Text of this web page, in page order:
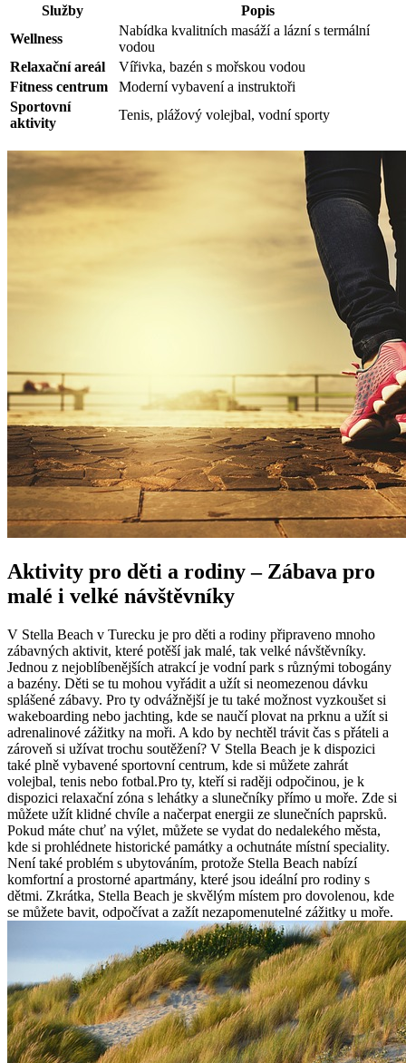
Služby
Popis
Wellness
Nabídka kvalitních masáží a lázní s termální
vodou
Relaxační areál
Vířivka, bazén s mořskou vodou
Fitness centrum
Moderní vybavení a instruktoři
Sportovní
aktivity
Tenis, plážový volejbal, vodní sporty
Aktivity pro děti a rodiny – Zábava pro
malé i velké návštěvníky
V Stella Beach v Turecku je pro děti a rodiny připraveno mnoho
zábavných aktivit, které potěší jak malé, tak velké návštěvníky.
Jednou z nejoblíbenějších atrakcí je vodní park s různými tobogány
a bazény. Děti se tu mohou vyřádit a užít si neomezenou dávku
splášené zábavy. Pro ty odvážnější je tu také možnost vyzkoušet si
wakeboarding nebo jachting, kde se naučí plovat na prknu a užít si
adrenalinové zážitky na moři. A kdo by nechtěl trávit čas s přáteli a
zároveň si užívat trochu soutěžení? V Stella Beach je k dispozici
také plně vybavené sportovní centrum, kde si můžete zahrát
volejbal, tenis nebo fotbal.Pro ty, kteří si raději odpočinou, je k
dispozici relaxační zóna s lehátky a slunečníky přímo u moře. Zde si
můžete užít klidné chvíle a načerpat energii ze slunečních paprsků.
Pokud máte chuť na výlet, můžete se vydat do nedalekého města,
kde si prohlédnete historické památky a ochutnáte místní speciality.
Není také problém s ubytováním, protože Stella Beach nabízí
komfortní a prostorné apartmány, které jsou ideální pro rodiny s
dětmi. Zkrátka, Stella Beach je skvělým místem pro dovolenou, kde
se můžete bavit, odpočívat a zažít nezapomenutelné zážitky u moře.